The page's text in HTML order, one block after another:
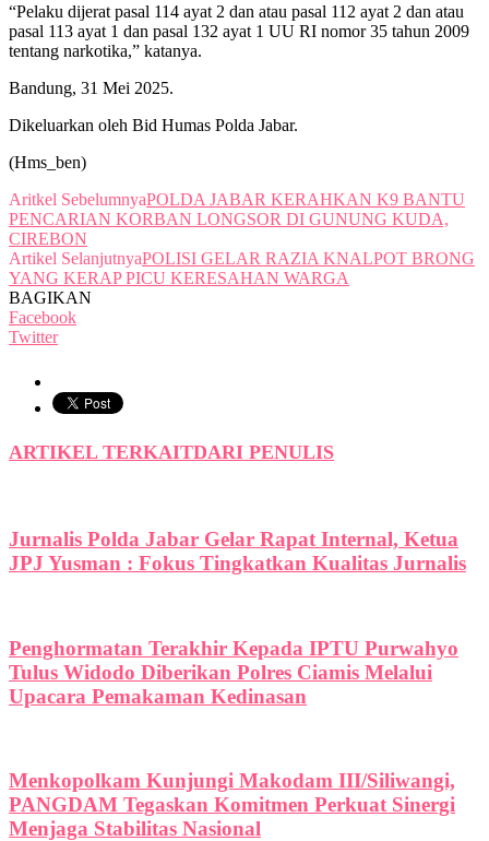
“Pelaku dijerat pasal 114 ayat 2 dan atau pasal 112 ayat 2 dan atau
pasal 113 ayat 1 dan pasal 132 ayat 1 UU RI nomor 35 tahun 2009
tentang narkotika,” katanya.
Bandung, 31 Mei 2025.
Dikeluarkan oleh Bid Humas Polda Jabar.
(Hms_ben)
Aritkel SebelumnyaPOLDA JABAR KERAHKAN K9 BANTU
PENCARIAN KORBAN LONGSOR DI GUNUNG KUDA,
CIREBON
Artikel SelanjutnyaPOLISI GELAR RAZIA KNALPOT BRONG
YANG KERAP PICU KERESAHAN WARGA
BAGIKAN
Facebook
Twitter
ARTIKEL TERKAITDARI PENULIS
Jurnalis Polda Jabar Gelar Rapat Internal, Ketua
JPJ Yusman : Fokus Tingkatkan Kualitas Jurnalis
Penghormatan Terakhir Kepada IPTU Purwahyo
Tulus Widodo Diberikan Polres Ciamis Melalui
Upacara Pemakaman Kedinasan
Menkopolkam Kunjungi Makodam III/Siliwangi,
PANGDAM Tegaskan Komitmen Perkuat Sinergi
Menjaga Stabilitas Nasional